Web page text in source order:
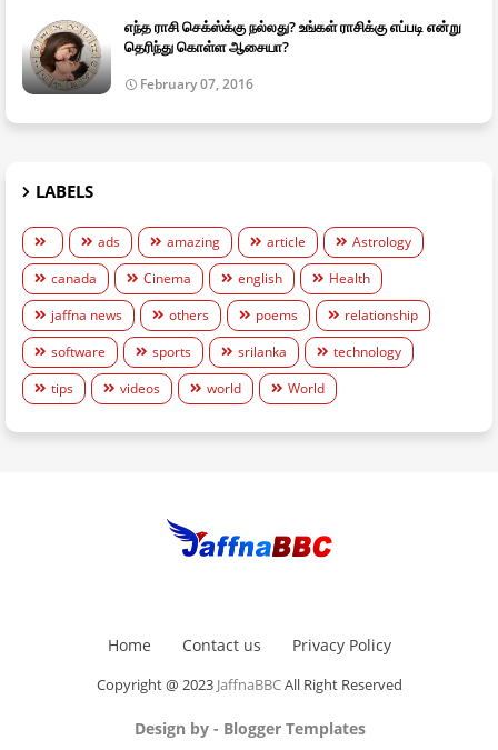
எந்த ராசி செக்ஸ்க்கு நல்லது? உங்கள் ராசிக்கு எப்படி என்று
தெரிந்து கொள்ள ஆசையா?
February 07, 2016
LABELS
ads amazing article
Astrology
canada
Cinema english
Health
jaffna news
others poems
relationship
software
sports srilanka
technology
tips
videos world World
Home Contact us Privacy Policy
Copyright @ 2023 JaffnaBBCAll Right Reserved
Design by - Blogger Templates